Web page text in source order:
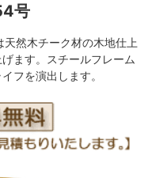
号
然木チーク材の木地仕上
ます。スチールフレーム
フを演出します。